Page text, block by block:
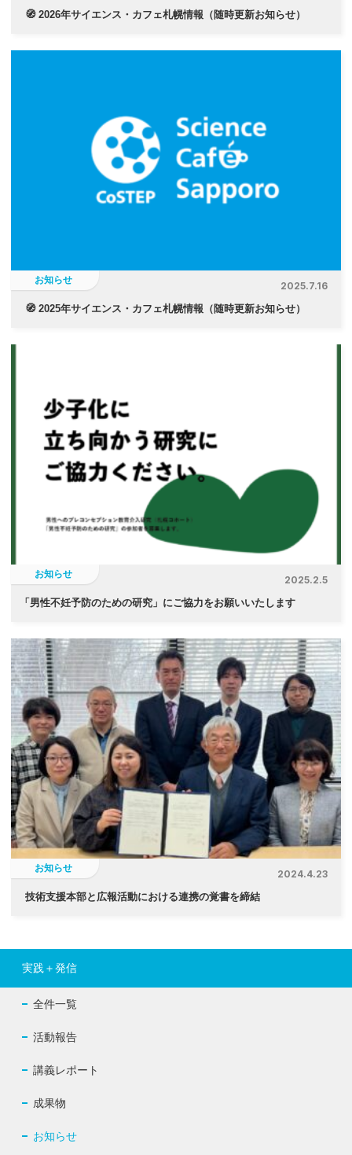
🧭 2026年サイエンス・カフェ札幌情報（随時更新お知らせ）
お知らせ
2025.7.16
🧭 2025年サイエンス・カフェ札幌情報（随時更新お知らせ）
お知らせ
2025.2.5
「 男性不妊予防のための研究」にご協力をお願いいたします
お知らせ
2024.4.23
技術支援本部と広報活動における連携の覚書を締結
実践＋発信
全件一覧
活動報告
講義レポート
成果物
お知らせ